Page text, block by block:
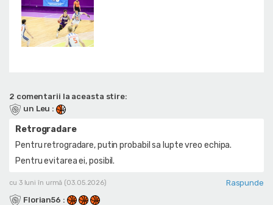
2 comentarii la aceasta stire:
un Leu :
Retrogradare
Pentru retrogradare, putin probabil sa lupte vreo echipa.
Pentru evitarea ei, posibil.
cu 3 luni în urmă (03.05.2026)
Raspunde
Florian56 :